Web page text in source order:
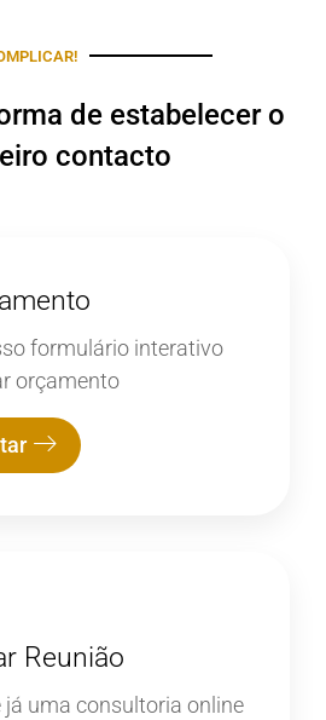
de estabelecer o
contacto
formulário interativo
orçamento
Reunião
já uma consultoria online